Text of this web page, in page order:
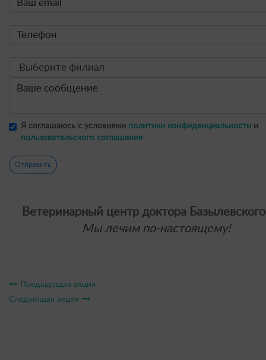
Я соглашаюсь с условиями политики конфиденциальности и
пользовательского соглашения
Отправить
Ветеринарный центр доктора
Мы лечим по-настоящему!
Предыдущая акция
Следующая акция